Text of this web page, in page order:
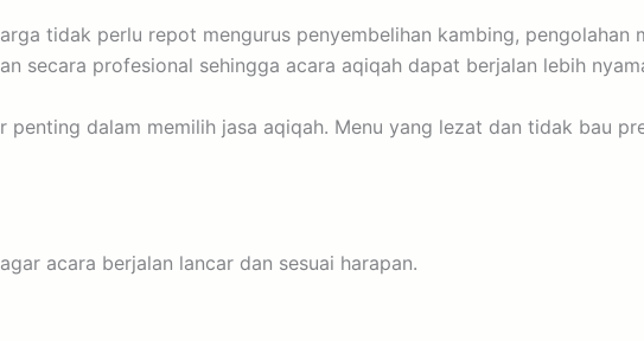
tidak perlu repot mengurus penyembelihan kambing, pengolahan
secara profesional sehingga acara aqiqah dapat berjalan lebih
dalam memilih jasa aqiqah. Menu yang lezat dan tidak bau
acara berjalan lancar dan sesuai harapan.